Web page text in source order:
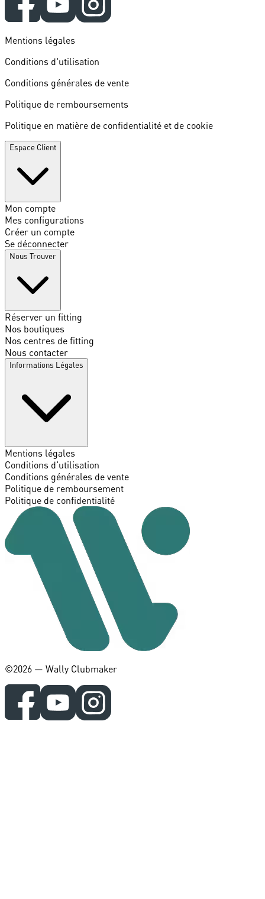
Mentions légales
Conditions d'utilisation
Conditions générales de vente
Politique de remboursements
Politique en matière de confidentialité et de cookie
Espace Client
Mon compte
Mes configurations
Créer un compte
Se déconnecter
Nous Trouver
Réserver un fitting
Nos boutiques
Nos centres de fitting
Nous contacter
Informations Légales
Mentions légales
Conditions d'utilisation
Conditions générales de vente
Politique de remboursement
Politique de confidentialité
©️2026 — Wally Clubmaker